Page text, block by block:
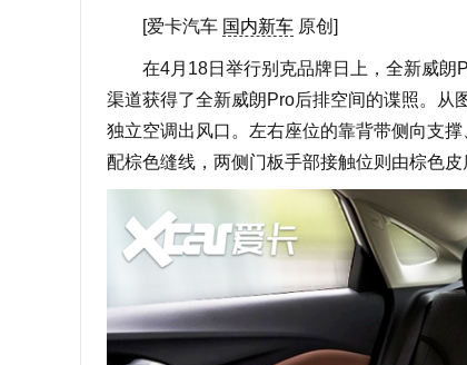
[爱卡汽车 国内新车 原创]
在4月18日举行别克品牌日上，全新威朗
渠道获得了全新威朗Pro后排空间的谍照。从
独立空调出风口。左右座位的靠背带侧向支
配棕色缝线，两侧门板手部接触位则由棕色皮